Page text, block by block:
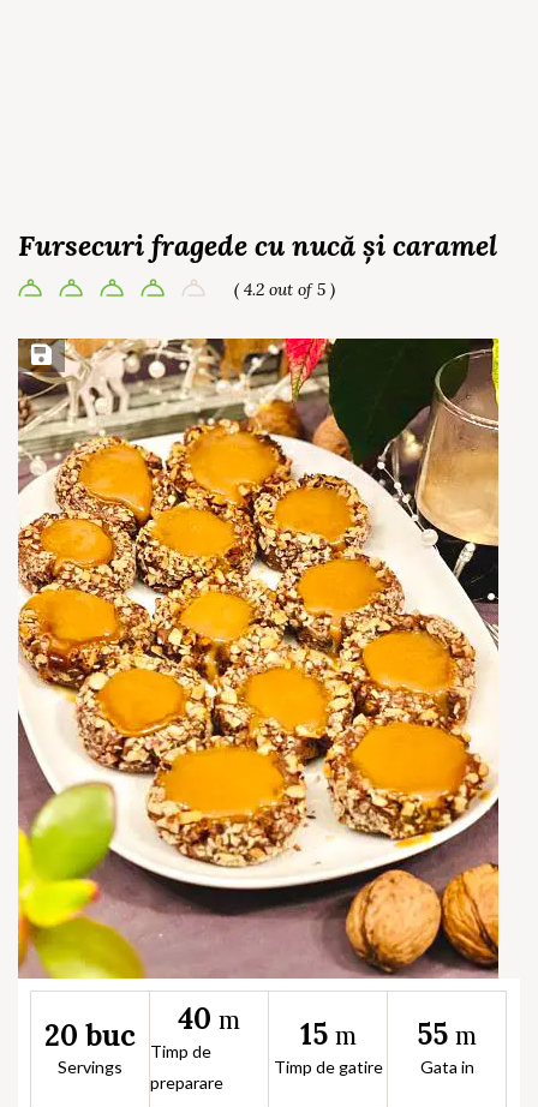
Fursecuri fragede cu nucă și caramel
( 4.2 out of 5 )
Save Recipe
20 buc
Servings
40 m
Timp de
preparare
15 m
Timp de gatire
55 m
Gata in